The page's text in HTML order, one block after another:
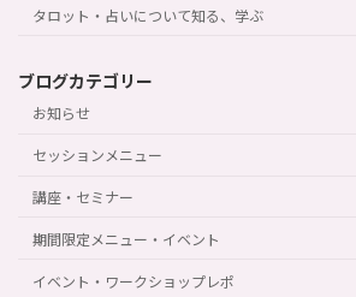
タロット・占いについて知る、学ぶ
ブログカテゴリー
お知らせ
セッションメニュー
講座・セミナー
期間限定メニュー・イベント
イベント・ワークショップレポ